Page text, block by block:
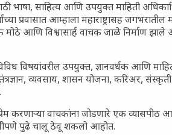
भाषा, साहित्य आणि उपयुक्त माहिती
प्रवासात आम्हाला महाराष्ट्रासह जगभरातील
विश्वासार्ह वाचक जाळे निर्माण झाले
विषयांवरील उपयुक्त, ज्ञानवर्धक आणि
व्यवसाय, शासन योजना, करिअर,
करणाऱ्या वाचकांना जोडणारे एक व्यासपीठ
पुढे चालू ठेवू शकलो आहोत.